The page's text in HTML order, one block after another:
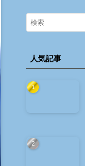
人気記事